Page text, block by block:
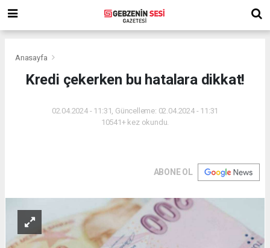
Anasayfa
Kredi çekerken bu hatalara dikkat!
02.04.2024 - 11:31, Güncelleme: 02.04.2024 - 11:31
10541+ kez okundu.
ABONE OL